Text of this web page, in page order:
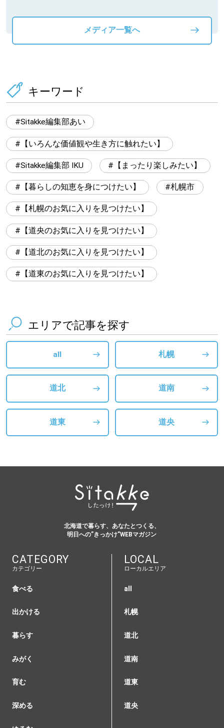
メディア一覧へ
キーワード
Sitakke編集部あい
【いろんな価値観や生き方に触れたい】
Sitakke編集部 IKU 【まったり楽しみたい】
【暮らしの知恵を身につけたい】 札幌市
【札幌のお気に入りを見つけたい】
【道央のお気に入りを見つけたい】
【道北のお気に入りを見つけたい】
【道東のお気に入りを見つけたい】
エリアで記事を探す
all 札幌
道北 道南
道東 道央
北海道で暮らす、あなたとつくる、
明日への”きっかけ”WEBマガジン
CATEGORY
カテゴリー
食べる
出かける
暮らす
みがく
育む
深める
LOCAL
ローカルエリア
all
札幌
道北
道南
道東
道央